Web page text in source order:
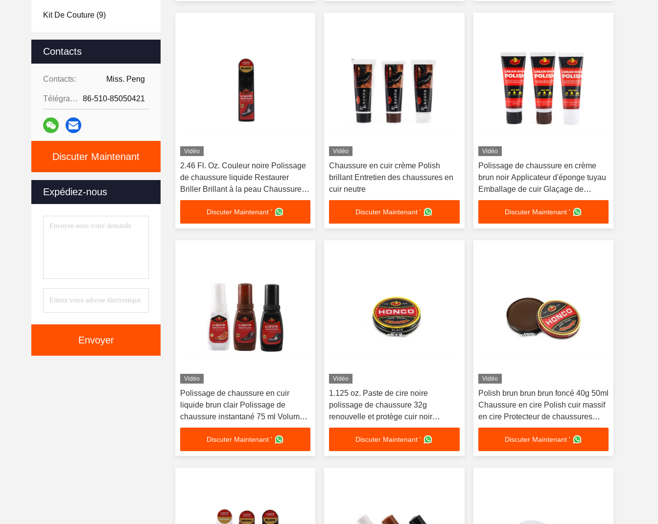
Kit De Couture (9)
Contacts
Contacts: Miss. Peng
Télégramme: 86-510-85050421
Discuter Maintenant
Expédiez-nous
Envoyer
Vidéo
2.46 Fl. Oz. Couleur noire Polissage
de chaussure liquide Restaurer
Briller Brillant à la peau Chaussures
Bottes Brille Leather Carnauba
NourishesDiscuter Maintenant '
Vidéo
Chaussure en cuir crème Polish
brillant Entretien des chaussures en
cuir neutre
Discuter Maintenant '
Vidéo
Polissage de chaussure en crème
brun noir Applicateur d'éponge tuyau
Emballage de cuir Glaçage de
chaussure Polissage essentiel
Discuter Maintenant '
Vidéo
Polissage de chaussure en cuir
liquide brun clair Polissage de
chaussure instantané 75 ml Volume
net
Discuter Maintenant '
Vidéo
1.125 oz. Paste de cire noire
polissage de chaussure 32g
renouvelle et protège cuir noir
personnaliser le contenu sur boîte de
Discuter Maintenant '
Vidéo
Polish brun brun brun foncé 40g 50ml
Chaussure en cire Polish cuir massif
en cire Protecteur de chaussures
Produit de soin
Discuter Maintenant '